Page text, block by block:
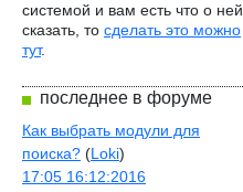
системой и вам есть что о ней
сказать, то сделать это можно
тут.
последнее в форуме
Как выбрать модули для
поиска? (Loki)
17:05 16:12:2016